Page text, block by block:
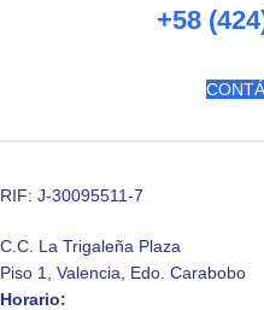
+58
RIF: J-30095511-7
C.C. La Trigaleña Plaza
Piso 1, Valencia, Edo. Carabobo
Horario: